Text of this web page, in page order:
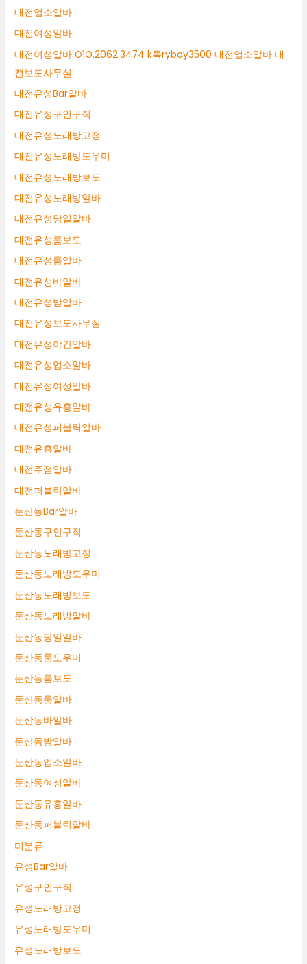
대전업소알바
대전여성알바
대전여성알바 O1O.2062.3474 k톡ryboy3500 대전업소알바 대
전보도사무실
대전유성Bar알바
대전유성구인구직
대전유성노래방고정
대전유성노래방도우미
대전유성노래방보도
대전유성노래방알바
대전유성당일알바
대전유성룸보도
대전유성룸알바
대전유성바알바
대전유성밤알바
대전유성보도사무실
대전유성야간알바
대전유성업소알바
대전유성여성알바
대전유성유흥알바
대전유성퍼블릭알바
대전유흥알바
대전주점알바
대전퍼블릭알바
둔산동Bar알바
둔산동구인구직
둔산동노래방고정
둔산동노래방도우미
둔산동노래방보도
둔산동노래방알바
둔산동당일알바
둔산동룸도우미
둔산동룸보도
둔산동룸알바
둔산동바알바
둔산동밤알바
둔산동업소알바
둔산동여성알바
둔산동유흥알바
둔산동퍼블릭알바
미분류
유성Bar알바
유성구인구직
유성노래방고정
유성노래방도우미
유성노래방보도